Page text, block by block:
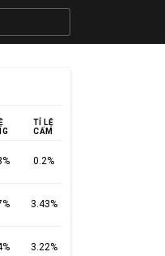
TỈ LỆ
CẤM
0.2%
3.43%
3.22%